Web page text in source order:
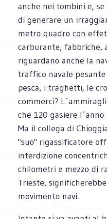
anche nei tombini e,
di generare un
metro quadro con
carburante, fabbriche,
riguardano anche la
traffico navale pesante
pesca, i traghetti, le
commerci?
che 120 gasiere
Ma il collega di
"suo" rigassificatore
interdizione
chilometri e mezzo di
Trieste,
movimento navi.